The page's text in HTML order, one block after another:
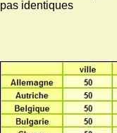
pas identiques